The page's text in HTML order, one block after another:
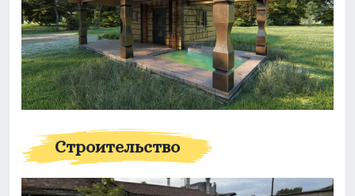
Строительство